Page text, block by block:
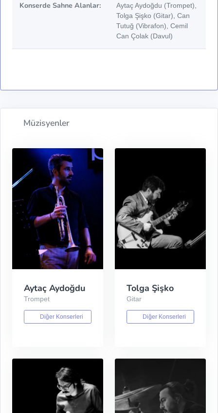
Konserde Sahne Alanlar:
Aytaç Aydoğdu (Trompet),
Tolga Şişko (Gitar), Can
Tutuğ (Vibrafon), Cemil
Can Çolak (Davul)
Müzisyenler
Aytaç Aydoğdu
Trompet
Diğer Konserleri
Tolga Şişko
Gitar
Diğer Konserleri